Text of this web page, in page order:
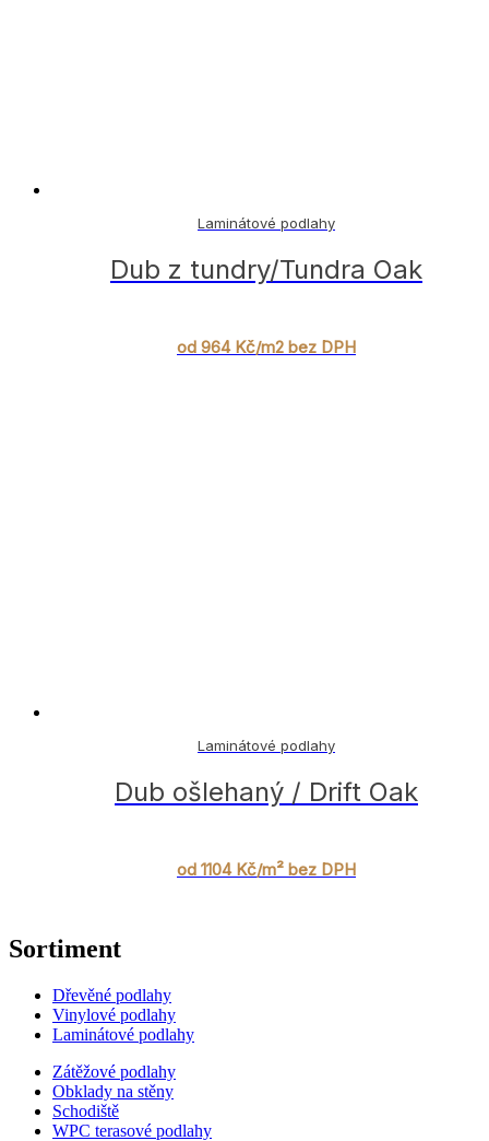
Laminátové podlahy
Dub z tundry/Tundra Oak
od 964 Kč/m2 bez DPH
Laminátové podlahy
Dub ošlehaný / Drift Oak
od 1104 Kč/m² bez DPH
Sortiment
Dřevěné podlahy
Vinylové podlahy
Laminátové podlahy
Zátěžové podlahy
Obklady na stěny
Schodiště
WPC terasové podlahy